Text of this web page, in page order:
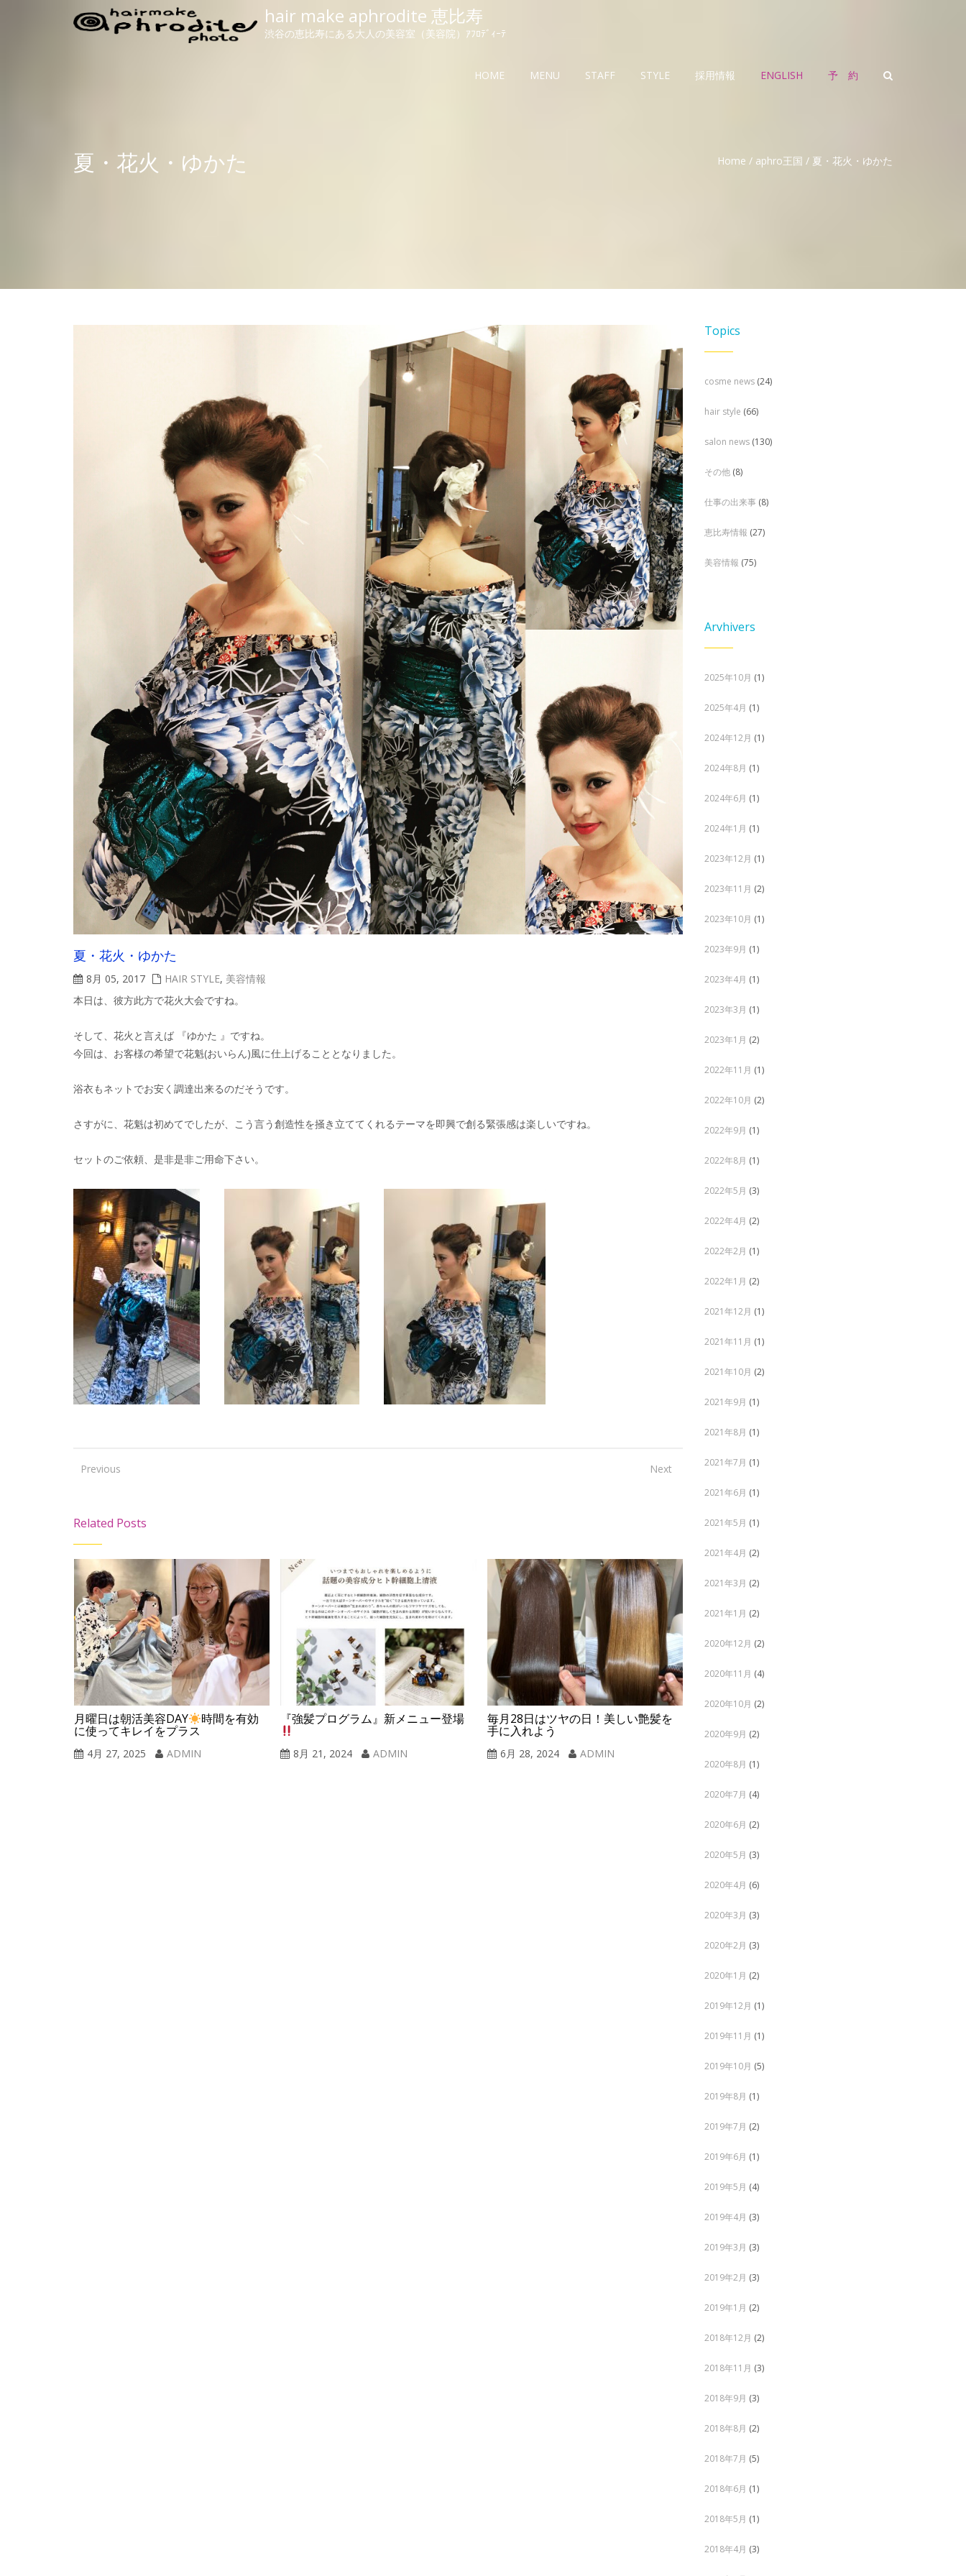
hair make aphrodite 恵比寿
渋谷の恵比寿にある大人の美容室（美容院）ｱﾌﾛﾃﾞｨｰﾃ
HOME MENU STAFF STYLE 採用情報 ENGLISH 予 約
夏・花火・ゆかた Home / aphro王国 / 夏・花火・ゆかた
夏・花火・ゆかた
8月 05, 2017 HAIR STYLE, 美容情報
本日は、彼方此方で花火大会ですね。
そして、花火と言えば 『ゆかた 』ですね。
今回は、お客様の希望で花魁(おいらん)風に仕上げることとなりました。
浴衣もネットでお安く調達出来るのだそうです。
さすがに、花魁は初めてでしたが、こう言う創造性を掻き立ててくれるテーマを即興で創る緊張感は楽しいですね。
セットのご依頼、是非是非ご用命下さい。
Previous Next
Related Posts
月曜日は朝活美容DAY 時間を有効
に使ってキレイをプラス
4月 27, 2025 ADMIN
『強髪プログラム』新メニュー登場
8月 21, 2024 ADMIN
毎月28日はツヤの日！美しい艶髪を
手に入れよう
6月 28, 2024 ADMIN
10月 20, 2023
Topics
cosme news(24)
hair style (66)
salon news(130)
その他(8)
仕事の出来事(8)
恵比寿情報 (27)
美容情報 (75)
Arvhivers
2025年10月 (1)
2025年4月 (1)
2024年12月 (1)
2024年8月 (1)
2024年6月 (1)
2024年1月 (1)
2023年12月 (1)
2023年11月 (2)
2023年10月 (1)
2023年9月 (1)
2023年4月 (1)
2023年3月 (1)
2023年1月 (2)
2022年11月 (1)
2022年10月 (2)
2022年9月 (1)
2022年8月 (1)
2022年5月 (3)
2022年4月 (2)
2022年2月 (1)
2022年1月 (2)
2021年12月 (1)
2021年11月 (1)
2021年10月 (2)
2021年9月 (1)
2021年8月 (1)
2021年7月 (1)
2021年6月 (1)
2021年5月 (1)
2021年4月 (2)
2021年3月 (2)
2021年1月 (2)
2020年12月 (2)
2020年11月 (4)
2020年10月 (2)
2020年9月 (2)
2020年8月 (1)
2020年7月 (4)
2020年6月 (2)
2020年5月 (3)
2020年4月 (6)
2020年3月 (3)
2020年2月 (3)
2020年1月 (2)
2019年12月 (1)
2019年11月 (1)
2019年10月 (5)
2019年8月 (1)
2019年7月 (2)
2019年6月 (1)
2019年5月 (4)
2019年4月 (3)
2019年3月 (3)
2019年2月 (3)
2019年1月 (2)
2018年12月 (2)
2018年11月 (3)
2018年9月 (3)
2018年8月 (2)
2018年7月 (5)
2018年6月 (1)
2018年5月 (1)
2018年4月 (3)